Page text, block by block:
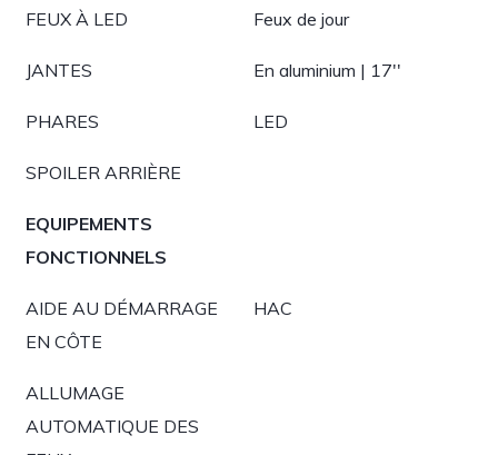
FEUX À LED Feux de jour
JANTES En aluminium | 17''
PHARES LED
SPOILER ARRIÈRE
EQUIPEMENTS
FONCTIONNELS
AIDE AU DÉMARRAGE
EN CÔTE
HAC
ALLUMAGE
AUTOMATIQUE DES